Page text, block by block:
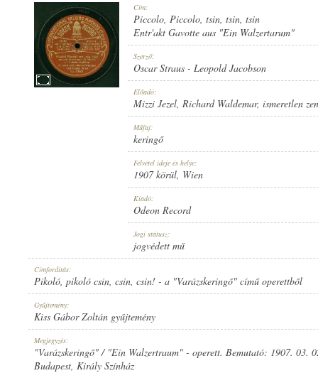
KERINGŐ
1907 KÖRÜL
NO. 63001.
Cím:
Piccolo, Piccolo, tsin, tsin, tsin
Entr'akt Gavotte aus "Ein Walzertarum"
Szerző:
Oscar Straus - Leopold Jacobson
Előadó:
Mizzi Jezel, Richard Waldemar, ismeretlen
Műfaj:
keringő
Felvétel ideje és helye:
1907 körül, Wien
Kiadó:
Odeon Record
Jogi státusz:
jogvédett mű
Címfordítás:
Pikoló, pikoló csin, csin, csin! - a "Varázskeringő" című operettből
Gyűjtemény:
Kiss Gábor Zoltán gyűjtemény
Megjegyzés:
"Varázskeringő" / "Ein Walzertraum" - operett. Bemutató: 1907. 03.
Budapest, Király Színház